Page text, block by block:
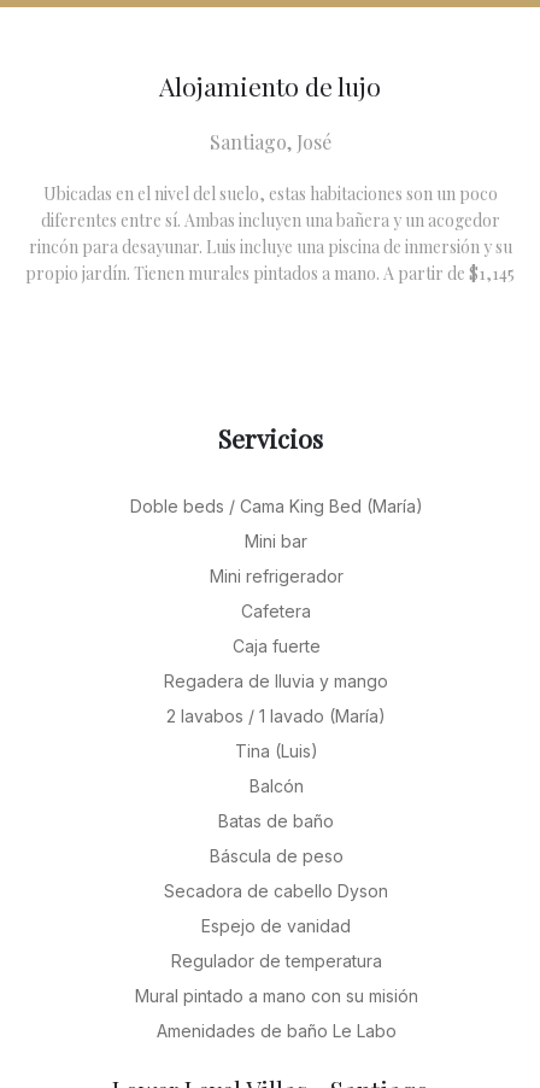
Alojamiento de lujo
Santiago, José
Ubicadas en el nivel del suelo, estas habitaciones son un poco
diferentes entre sí. Ambas incluyen una bañera y un acogedor
rincón para desayunar. Luis incluye una piscina de inmersión y su
propio jardín. Tienen murales pintados a mano. A partir de $1,145
Servicios
Doble beds / Cama King Bed (María)
Mini bar
Mini refrigerador
Cafetera
Caja fuerte
Regadera de lluvia y mango
2 lavabos / 1 lavado (María)
Tina (Luis)
Balcón
Batas de baño
Báscula de peso
Secadora de cabello Dyson
Espejo de vanidad
Regulador de temperatura
Mural pintado a mano con su misión
Amenidades de baño Le Labo